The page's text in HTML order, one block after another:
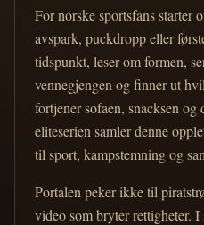
For norske sportsfans starter
avspark, puckdropp eller
tidspunkt, leser om formen,
vennegjengen og finner ut
fortjener sofaen, snacksen og
eliteserien samler denne
til sport, kampstemning og
Portalen peker ikke til
video som bryter rettigheter.